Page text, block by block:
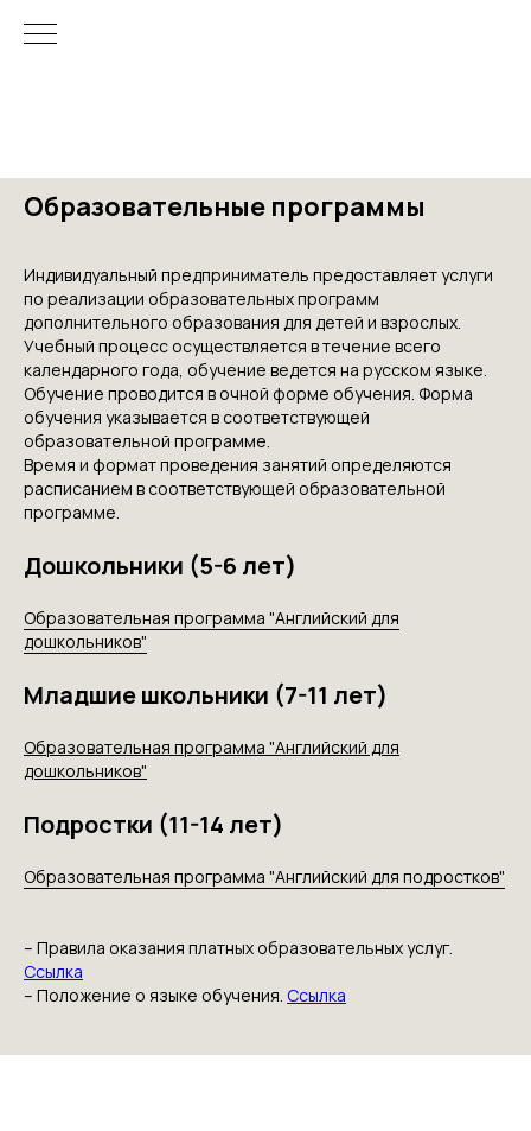
Образовательные программы
Индивидуальный предприниматель предоставляет услуги
по реализации образовательных программ
дополнительного образования для детей и взрослых.
Учебный процесс осуществляется в течение всего
календарного года, обучение ведется на русском языке.
Обучение проводится в очной форме обучения. Форма
обучения указывается в соответствующей
образовательной программе.
Время и формат проведения занятий определяются
расписанием в соответствующей образовательной
программе.
Дошкольники (5-6 лет)
Образовательная программа "Английский для
дошкольников"
Младшие школьники (7-11 лет)
Образовательная программа "Английский для
дошкольников"
Подростки (11-14 лет)
Образовательная программа "Английский для подростков"
– Правила оказания платных образовательных услуг.
Ссылка
– Положение о языке обучения. Ссылка